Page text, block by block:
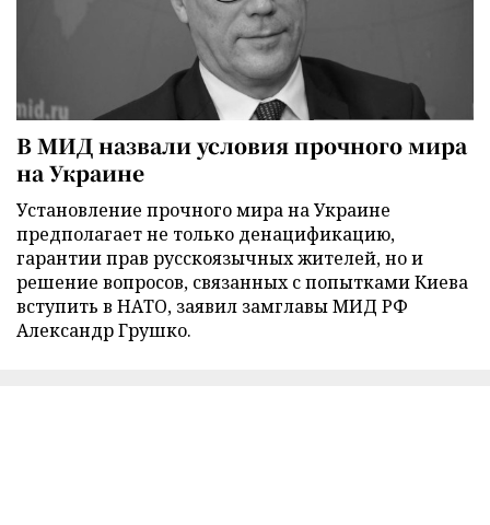
В МИД назвали условия прочного мира
на Украине
Установление прочного мира на Украине
предполагает не только денацификацию,
гарантии прав русскоязычных жителей, но и
решение вопросов, связанных с попытками Киева
вступить в НАТО, заявил замглавы МИД РФ
Александр Грушко.